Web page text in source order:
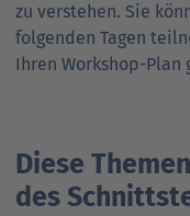
zu verstehen. Sie
fol­gen­den Tagen
Ihren Workshop-Plan
Diese
des